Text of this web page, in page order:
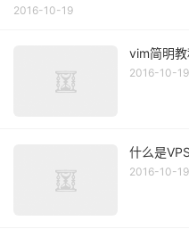
2016-10-19
vim简明
2016-10-19
什么是
2016-10-19